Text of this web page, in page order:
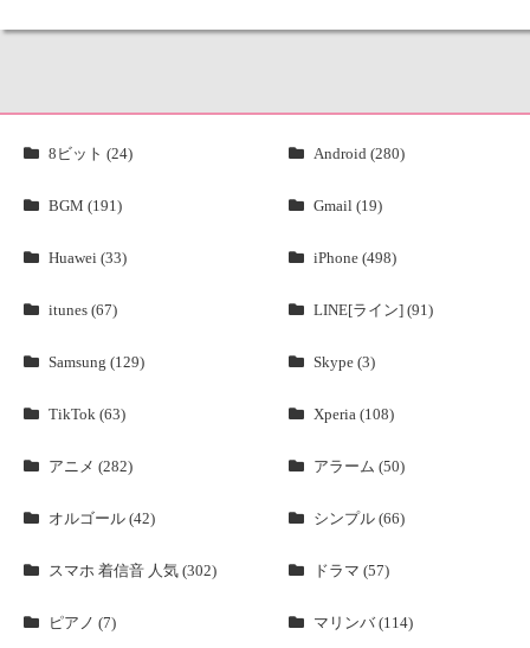
8ビット (24) Android (280)
BGM (191) Gmail (19)
Huawei (33) iPhone (498)
itunes (67) LINE[ライン] (91)
Samsung (129) Skype (3)
TikTok (63) Xperia (108)
アニメ (282) アラーム (50)
オルゴール (42) シンプル (66)
スマホ 着信音 人気 (302) ドラマ (57)
ピアノ (7) マリンバ (114)